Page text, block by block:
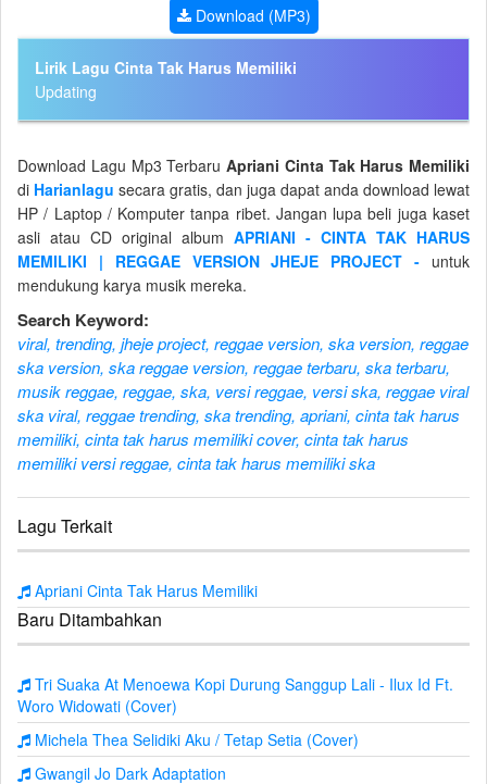
Download (MP3)
Lirik Lagu Cinta Tak Harus Memiliki
Updating
Download Lagu Mp3 Terbaru Apriani Cinta Tak Harus Memiliki
di Harianlagu secara gratis, dan juga dapat anda download lewat
HP / Laptop / Komputer tanpa ribet. Jangan lupa beli juga kaset
asli atau CD original album APRIANI - CINTA TAK HARUS
MEMILIKI | REGGAE VERSION JHEJE PROJECT - untuk
mendukung karya musik mereka.
Search Keyword:
viral, trending, jheje project, reggae version, ska version, reggae
ska version, ska reggae version, reggae terbaru, ska terbaru,
musik reggae, reggae, ska, versi reggae, versi ska, reggae viral
ska viral, reggae trending, ska trending, apriani, cinta tak harus
memiliki, cinta tak harus memiliki cover, cinta tak harus
memiliki versi reggae, cinta tak harus memiliki ska
Lagu Terkait
Apriani Cinta Tak Harus Memiliki
Baru Ditambahkan
Tri Suaka At Menoewa Kopi Durung Sanggup Lali - Ilux Id Ft.
Woro Widowati (Cover)
Michela Thea Selidiki Aku / Tetap Setia (Cover)
Gwangil Jo Dark Adaptation